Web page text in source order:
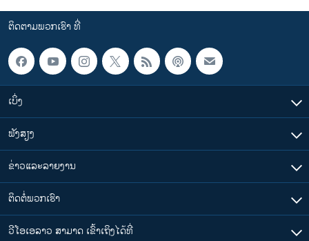
ຕິດຕາມພວກເຮົາ ທີ່
ເບິ່ງ
ຟັງສຽງ
ຂ່າວແລະລາຍງານ
ຕິດຕໍ່ພວກເຮົາ
ວີໂອເອລາວ ສາມາດ ເຂົ້າເຖິງໄດ້ທີ່